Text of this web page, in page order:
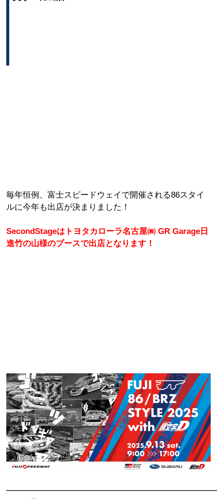
毎年恒例、富士スピードウェイで開催される86スタイ
ルに今年も出店が決まりました！
SecondStageはトヨタカローラ名古屋㈱ GR Garage日
進竹の山様のブースで出店となります！